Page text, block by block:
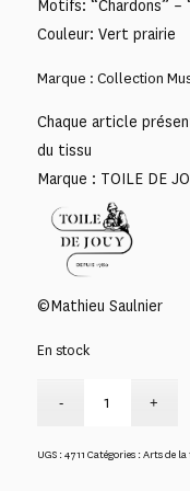
Motifs: “Chardons”
Couleur: Vert prairie
Marque : Collection
Chaque article
du tissu
Marque : TOILE DE
©Mathieu Saulnier
En stock
UGS :4711 Catégories :Arts de la